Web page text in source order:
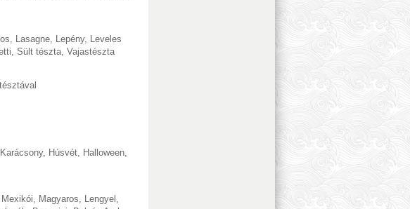
, Lasagne, Lepény, Leveles
, Sült tészta, Vajastészta
Karácsony, Húsvét, Halloween,
Mexikói, Magyaros, Lengyel ,